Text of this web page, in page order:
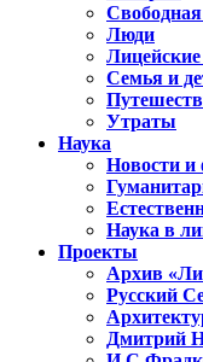
Люди
Лицейские
Семья и
Утраты
Наука
Новости
Наука в
Проекты
Архив
Русский
Дмитрий